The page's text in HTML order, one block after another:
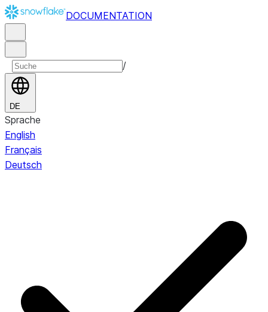
DOCUMENTATION
/
DE
Sprache
English
Français
Deutsch